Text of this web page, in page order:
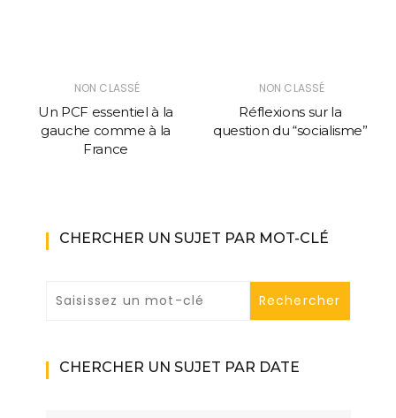
NON CLASSÉ
Un PCF essentiel à la
gauche comme à la
France
NON CLASSÉ
Réflexions sur la
question du “socialisme”
CHERCHER UN SUJET PAR MOT-CLÉ
CHERCHER UN SUJET PAR DATE